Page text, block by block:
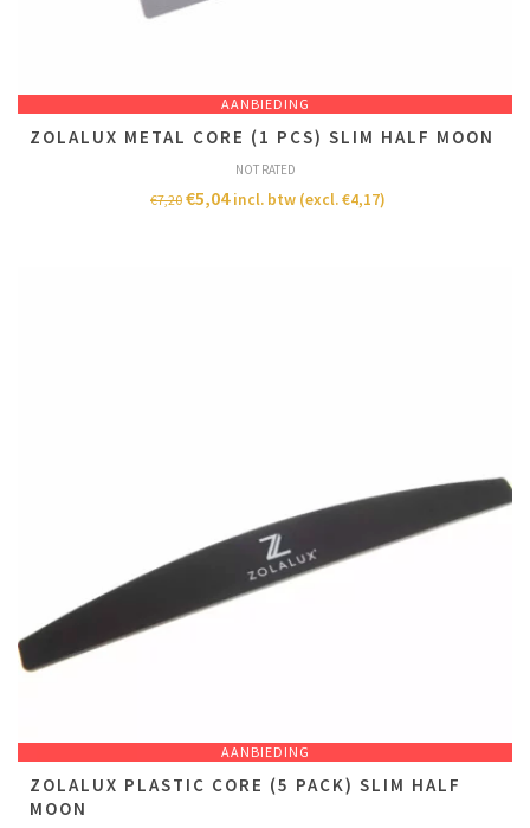
AANBIEDING
ZOLALUX METAL CORE (1 PCS) SLIM HALF MOON
NOT RATED
€7,20 €5,04 incl. btw (excl.€4,17)
AANBIEDING
ZOLALUX PLASTIC CORE (5 PACK) SLIM HALF
MOON